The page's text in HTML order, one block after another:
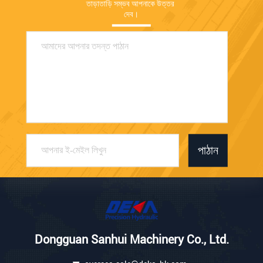
তাড়াতাড়ি সম্ভব আপনাকে উত্তর
দেব।
পাঠান
Dongguan Sanhui Machinery Co., Ltd.